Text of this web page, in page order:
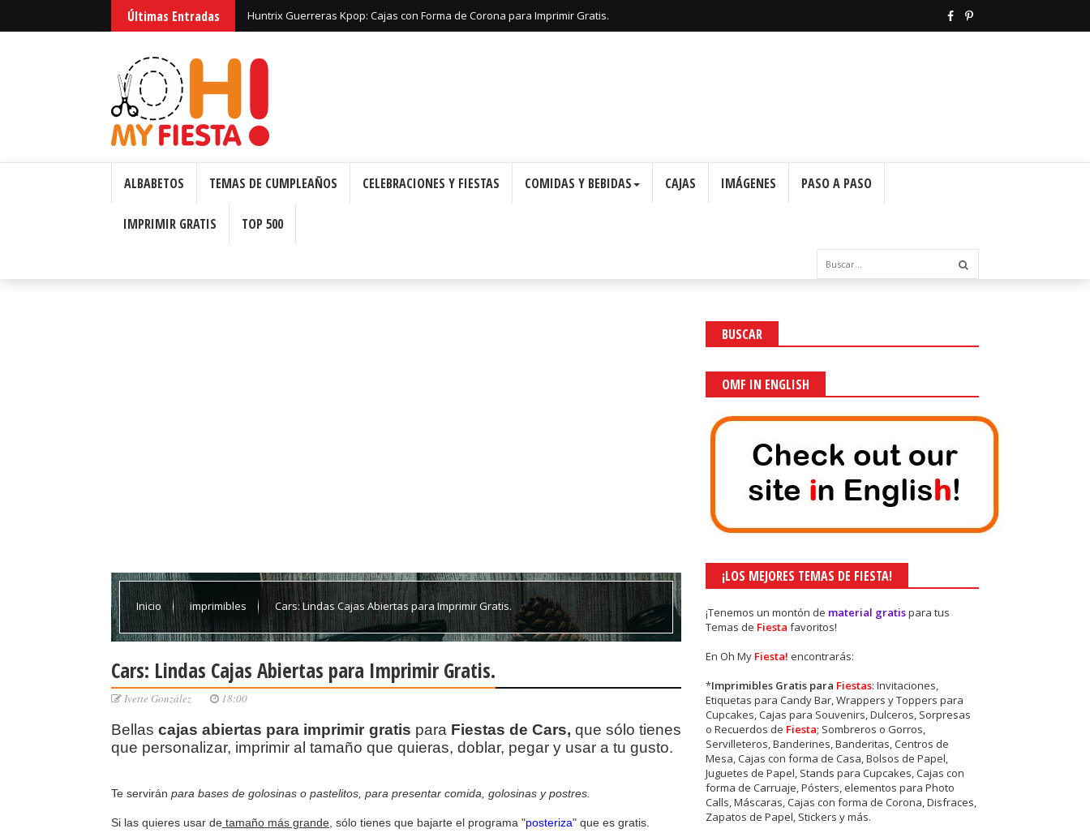
Últimas Entradas Huntrix Guerreras Kpop: Cajas con Forma de Corona para Imprimir Gratis.
ALBABETOS TEMAS DE CUMPLEAÑOS CELEBRACIONES Y FIESTAS COMIDAS Y BEBIDAS CAJAS IMÁGENES PASO A PASO
IMPRIMIR GRATIS TOP 500
Inicio imprimibles Cars: Lindas Cajas Abiertas para Imprimir Gratis.
Cars: Lindas Cajas Abiertas para Imprimir Gratis.
Ivette González 18:00
Bellascajas abiertas para imprimir gratis para Fiestas de Cars,que sólo tienes
que personalizar, imprimir al tamaño que quieras, doblar, pegar y usar a tu gusto.
Te servirán para bases de golosinas o pastelitos, para presentar comida, golosinas y postres.
Si las quieres usar de tamaño más grande , sólo tienes que bajarte el programa "posteriza" que es gratis.
BUSCAR
OMF IN ENGLISH
¡LOS MEJORES TEMAS DE FIESTA!
¡Tenemos un montón de material gratispara tus
Temas de Fiestafavoritos!
En Oh My Fiesta!encontrarás:
*Imprimibles Gratis para Fiestas: Invitaciones,
Etiquetas para Candy Bar, Wrappers y Toppers para
Cupcakes, Cajas para Souvenirs, Dulceros, Sorpresas
o Recuerdos de Fiesta; Sombreros o Gorros,
Servilleteros, Banderines, Banderitas, Centros de
Mesa, Cajas con forma de Casa, Bolsos de Papel,
Juguetes de Papel, Stands para Cupcakes, Cajas con
forma de Carruaje, Pósters, elementos para Photo
Calls, Máscaras, Cajas con forma de Corona, Disfraces,
Zapatos de Papel, Stickers y más.